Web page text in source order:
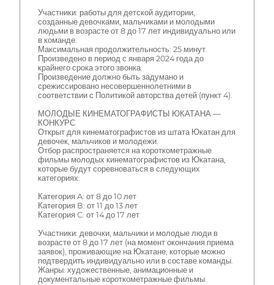
Участники: работы для детской аудитории,
созданные девочками, мальчиками и молодыми
людьми в возрасте от 8 до 17 лет индивидуально или
в команде.
Максимальная продолжительность: 25 минут.
Произведено в период с января 2024 года до
крайнего срока этого звонка.
Произведение должно быть задумано и
срежиссировано несовершеннолетними в
соответствии с Политикой авторства детей (пункт 4).
МОЛОДЫЕ КИНЕМАТОГРАФИСТЫ ЮКАТАНА —
КОНКУРС
Открыт для кинематографистов из штата Юкатан для
девочек, мальчиков и молодежи.
Отбор распространяется на короткометражные
фильмы молодых кинематографистов из Юкатана,
которые будут соревноваться в следующих
категориях:
Категория A: от 8 до 10 лет
Категория B: от 11 до 13 лет
Категория C: от 14 до 17 лет
Участники: девочки, мальчики и молодые люди в
возрасте от 8 до 17 лет (на момент окончания приема
заявок), проживающие на Юкатане, которые можно
подтвердить индивидуально или в составе команды.
Жанры: художественные, анимационные и
документальные короткометражные фильмы.